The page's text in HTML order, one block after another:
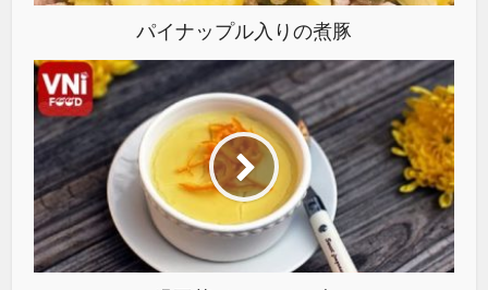
パイナップル入りの煮豚